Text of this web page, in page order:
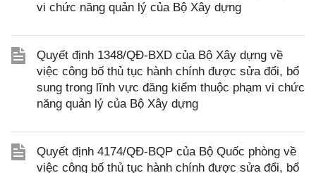
vi chức năng quản lý của Bộ Xây dựng
Quyết định 1348/QĐ-BXD của Bộ Xây dựng về
việc công bố thủ tục hành chính được sửa đổi, bổ
sung trong lĩnh vực đăng kiểm thuộc phạm vi chức
năng quản lý của Bộ Xây dựng
Quyết định 4174/QĐ-BQP của Bộ Quốc phòng về
việc công bố thủ tục hành chính được sửa đổi, bổ